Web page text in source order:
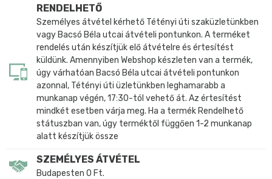
RENDELHETŐ
Személyes átvétel kérhető Tétényi úti szaküzletünkben
vagy Bacsó Béla utcai átvételi pontunkon. A terméket
rendelés után készítjük elő átvételre és értesítést
küldünk. Amennyiben Webshop készleten van a termék,
úgy várhatóan Bacsó Béla utcai átvételi pontunkon
azonnal, Tétényi úti üzletünkben leghamarabb a
munkanap végén, 17:30-tól vehető át. Az értesítést
mindkét esetben várja meg. Ha a termék Rendelhető
státuszban van, úgy terméktől függően 1-2 munkanap
alatt készítjük össze
SZEMÉLYES ÁTVÉTEL
Budapesten 0 Ft.